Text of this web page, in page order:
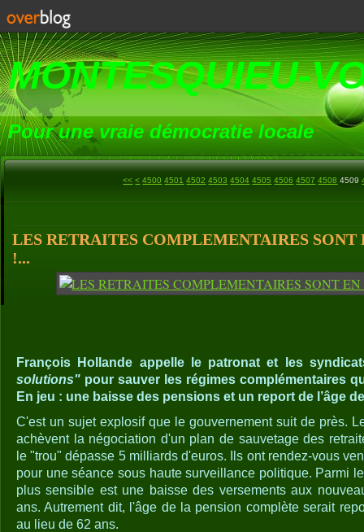
MONTESQUIEU-
Pour une vraie démocratie locale
<< < 4500 4501 4502 4503 4504 4505 4506 4507 4508 4509
LES RETRAITES COMPLEMENTAIRES SONT
!...
François Hollande appelle le patronat et les
solutions" pour sauver les régimes complémentaires
En jeu : une baisse des pensions et un report de l’âge
C'est un sujet explosif que le gouvernement suit de près.
achèvent la négociation d'un plan de sauvetage des
le "trou" dépasse 5 milliards d'euros. Ils ont rendez-vous
pour une séance sous haute surveillance politique. Parmi
plus sensible est une baisse des versements aux
ans. Autrement dit, l'âge de la pension complète serait
au lieu de 62 ans.